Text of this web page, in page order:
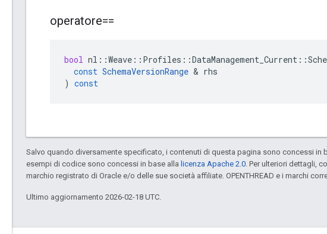
operatore==
bool nl ::Weave :: Profiles ::DataManagement_Current ::
const SchemaVersionRange & rhs
) const
Salvo quando diversamente specificato, i contenuti di questa pagina sono concessi in
esempi di codice sono concessi in base alla licenza Apache 2.0. Per ulteriori dettagli,
marchio registrato di Oracle e/o delle sue società affiliate. OPENTHREAD e i marchi
Ultimo aggiornamento 2026-02-18 UTC.